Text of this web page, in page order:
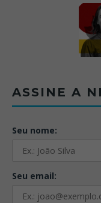
ASSINE A
Seu nome:
Seu email: